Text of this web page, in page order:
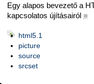
Egy alapos bevezető a
kapcsolatos újításairól ■
html5.1
picture
source
srcset